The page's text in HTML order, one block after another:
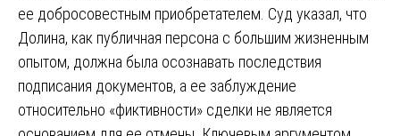
ее добросовестным приобретателем. Суд указал, что
Долина, как публичная персона с большим жизненным
опытом, должна была осознавать последствия
подписания документов, а ее заблуждение
относительно «фиктивности» сделки не является